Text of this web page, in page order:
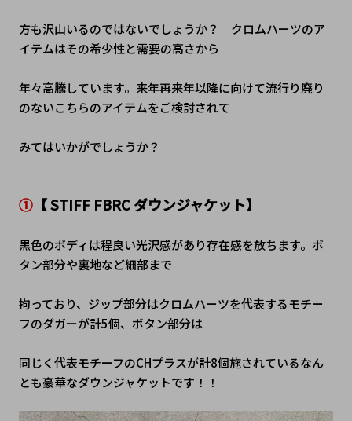
方も沢山いるのではないでしょうか？　クロムハーツのア
イテムはその希少性と需要の高さから
年々高騰しています。来年再来年以降に向けて流行り廃り
のないこちらのアイテムをご検討されて
みてはいかがでしょうか？
①【STIFF FBRC ダウンジャケット】
黒色のボディは程良い光沢感があり存在感を放ちます。ボ
タン部分や裏地など細部まで
拘っており、ジップ部分はクロムハーツを代表するモチー
フのダガーが計5個、ボタン部分は
同じく代表モチーフのCHプラスが計8個施されているなん
とも豪華なダウンジャケットです！！